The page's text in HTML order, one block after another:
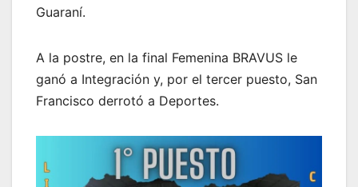
Guaraní.
A la postre, en la final Femenina BRAVUS le
ganó a Integración y, por el tercer puesto, San
Francisco derrotó a Deportes.